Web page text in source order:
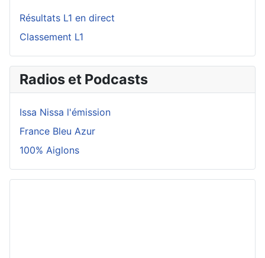
Résultats L1 en direct
Classement L1
Radios et Podcasts
Issa Nissa l'émission
France Bleu Azur
100% Aiglons